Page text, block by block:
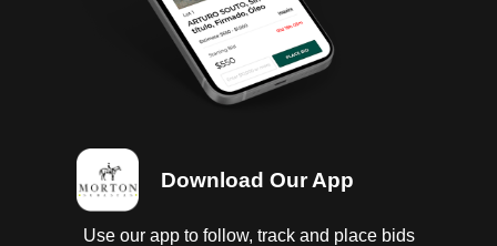
Download Our App
Use our app to follow, track and place bids